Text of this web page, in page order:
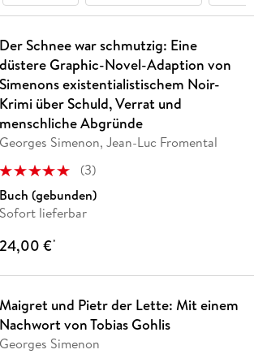
Der Schnee war schmutzig: Eine
düstere Graphic-Novel-Adaption von
Simenons existentialistischem Noir-
Krimi über Schuld, Verrat und
menschliche Abgründe
Georges Simenon, Jean-Luc Fromental
(3)
Buch (gebunden)
Sofort lieferbar
24,00 €*
Maigret und Pietr der Lette: Mit einem
Nachwort von Tobias Gohlis
Georges Simenon